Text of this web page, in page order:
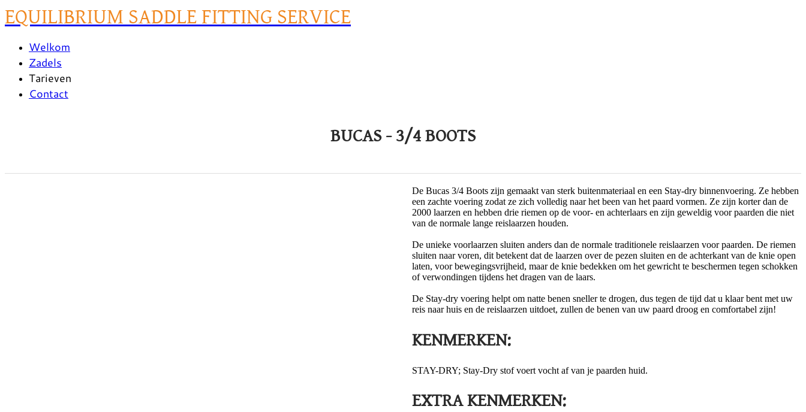
EQUILIBRIUM SADDLE FITTING SERVICE
Welkom
Zadels
Tarieven
Contact
BUCAS - 3/4 BOOTS
​De Bucas 3/4 Boots zijn gemaakt van sterk buitenmateriaal en een Stay-dry binnenvoering. Ze hebben
een zachte voering zodat ze zich volledig naar het been van het paard vormen. Ze zijn korter dan de
2000 laarzen en hebben drie riemen op de voor- en achterlaars en zijn geweldig voor paarden die niet
van de normale lange reislaarzen houden.
De unieke voorlaarzen sluiten anders dan de normale traditionele reislaarzen voor paarden. De riemen
sluiten naar voren, dit betekent dat de laarzen over de pezen sluiten en de achterkant van de knie open
laten, voor bewegingsvrijheid, maar de knie bedekken om het gewricht te beschermen tegen schokken
of verwondingen tijdens het dragen van de laars.
De Stay-dry voering helpt om natte benen sneller te drogen, dus tegen de tijd dat u klaar bent met uw
reis naar huis en de reislaarzen uitdoet, zullen de benen van uw paard droog en comfortabel zijn!
KENMERKEN:
STAY-DRY; Stay-Dry stof voert vocht af van je paarden huid.
EXTRA KENMERKEN: